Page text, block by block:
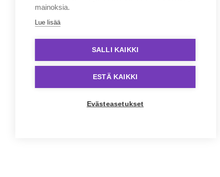
mainoksia.
Lue lisää
SALLI KAIKKI
ESTÄ KAIKKI
Evästeasetukset